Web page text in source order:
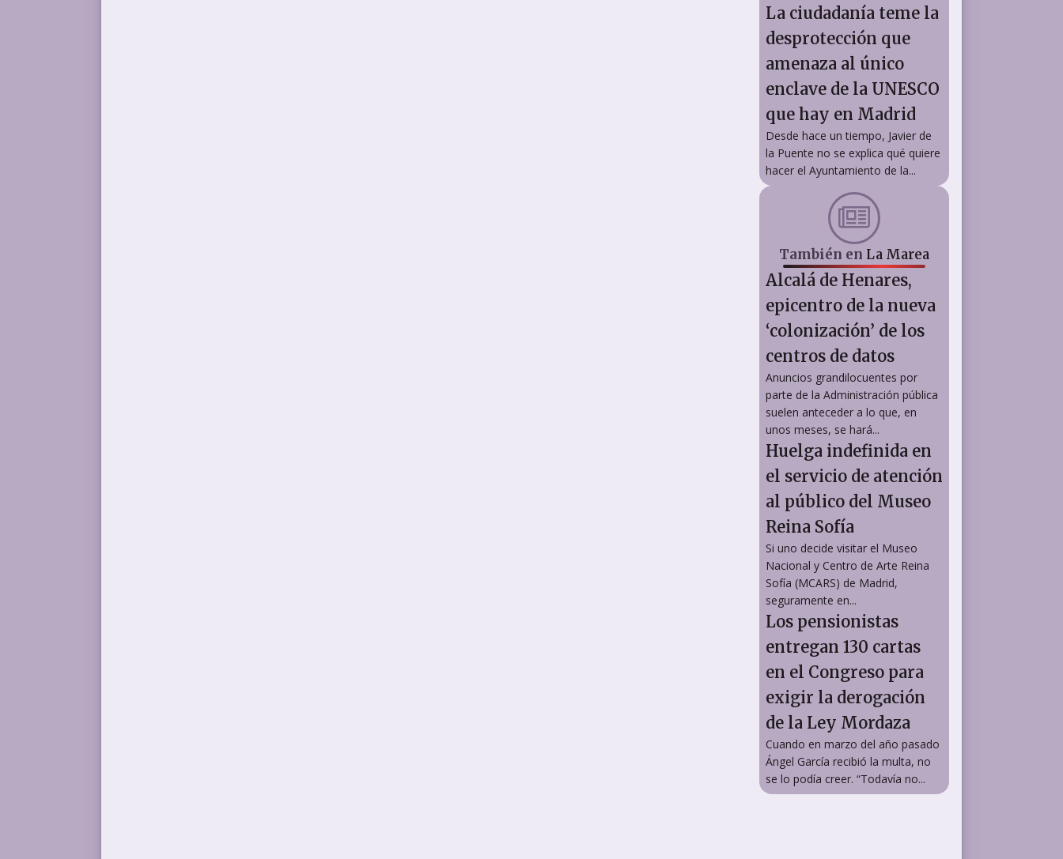
La ciudadanía teme la
desprotección que
amenaza al único
enclave de la UNESCO
que hay en Madrid
Desde hace un tiempo, Javier de
la Puente no se explica qué quiere
hacer el Ayuntamiento de la...
También en La Marea
Alcalá de Henares,
epicentro de la nueva
‘colonización’ de los
centros de datos
Anuncios grandilocuentes por
parte de la Administración pública
suelen anteceder a lo que, en
unos meses, se hará...
Huelga indefinida en
el servicio de atención
al público del Museo
Reina Sofía
Si uno decide visitar el Museo
Nacional y Centro de Arte Reina
Sofía (MCARS) de Madrid,
seguramente en...
Los pensionistas
entregan 130 cartas
en el Congreso para
exigir la derogación
de la Ley Mordaza
Cuando en marzo del año pasado
Ángel García recibió la multa, no
se lo podía creer. “Todavía no...